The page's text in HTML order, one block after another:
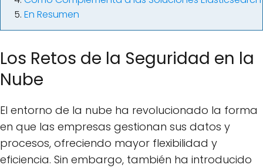
En Resumen
Los Retos de la Seguridad en la
Nube
El entorno de la nube ha revolucionado la forma
en que las empresas gestionan sus datos y
procesos, ofreciendo mayor flexibilidad y
eficiencia. Sin embargo, también ha introducido